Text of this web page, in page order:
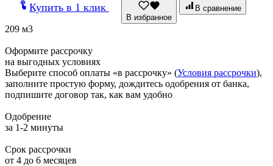
Купить в 1 клик
В избранное
В сравнение
209 м3
Оформите рассрочку
на выгодных условиях
Выберите способ оплаты «в рассрочку» (Условия рассрочки),
заполните простую форму, дождитесь одобрения от банка,
подпишите договор так, как вам удобно
Одобрение
за 1-2 минуты
Срок рассрочки
от 4 до 6 месяцев